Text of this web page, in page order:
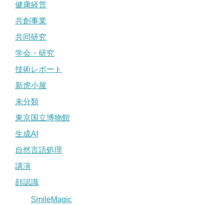
健康経営
共創事業
共同研究
学会・研究
技術レポート
新虎小屋
未分類
東京国立博物館
生成AI
自然言語処理
講演
顔認識
SmileMagic